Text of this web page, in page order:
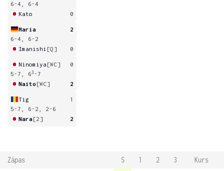
6-4, 6-4
Kato
0
Maria
2
6-4, 6-2
Imanishi [Q] 0
Ninomiya [WC]
0
5-7, 63 -7
Naito [WC] 2
Tig
1
5-7, 6-2, 2-6
Nara[2] 2
Zápas S 1 2 3
Kurs